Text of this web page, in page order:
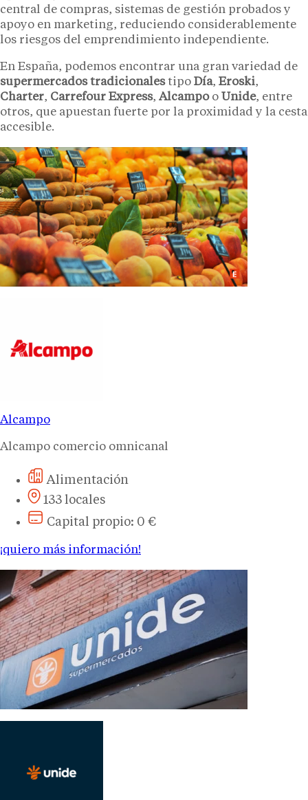
central de compras, sistemas de gestión probados y
apoyo en marketing, reduciendo considerablemente
los riesgos del emprendimiento independiente.
En España, podemos encontrar una gran variedad de
supermercados tradicionalestipo Día, Eroski,
Charter, Carrefour Express, Alcampoo Unide, entre
otros, que apuestan fuerte por la proximidad y la cesta
accesible.
Alcampo
Alcampo comercio omnicanal
Alimentación
133 locales
Capital propio: 0 €
¡quiero más información!